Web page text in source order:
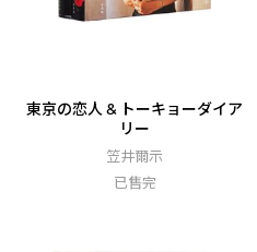
東京の恋人 & トーキョーダイア
リー
笠井爾示
已售完